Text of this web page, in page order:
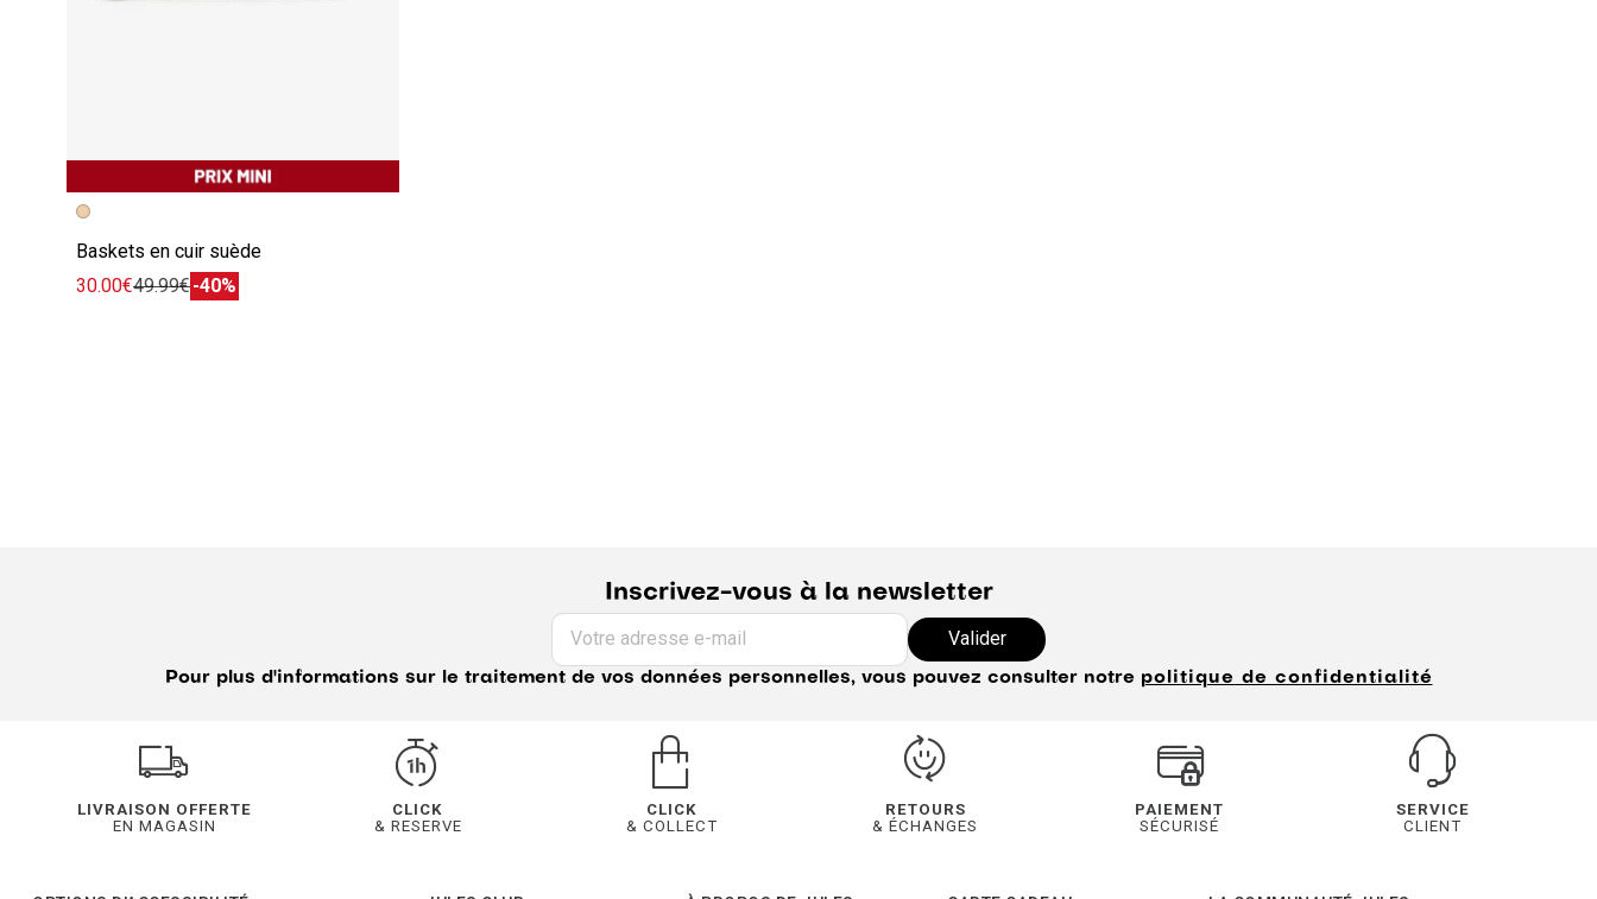
Baskets en cuir suède
30.00€49.99€-40%
Inscrivez-vous à la newsletter
Votre adresse e-mail Valider
Pour plus d'informations sur le traitement de vos données personnelles, vous pouvez consulter notre politique de confidentialité
LIVRAISON OFFERTE
EN MAGASIN
CLICK
& RESERVE
CLICK
& COLLECT
RETOURS
& ÉCHANGES
PAIEMENT
SÉCURISÉ
SERVICE
CLIENT